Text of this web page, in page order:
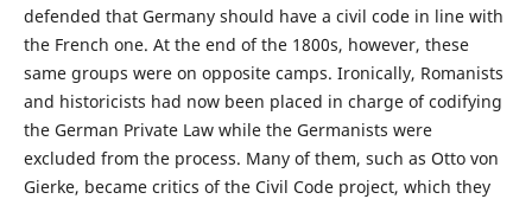
defended that Germany should have a civil code in line with
the French one. At the end of the 1800s, however, these
same groups were on opposite camps. Ironically, Romanists
and historicists had now been placed in charge of codifying
the German Private Law while the Germanists were
excluded from the process. Many of them, such as Otto von
Gierke, became critics of the Civil Code project, which they